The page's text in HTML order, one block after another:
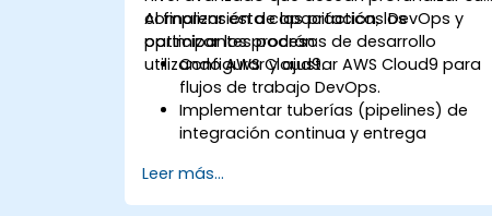
comprensión de las prácticas DevOps y
optimizar los procesos de desarrollo
utilizando AWS Cloud9.
Al finalizar esta capacitación, los
participantes podrán:
Configurar y ajustar AWS Cloud9 para
flujos de trabajo DevOps.
Implementar tuberías (pipelines) de
integración continua y entrega
Automatizar los procesos de prueba,
monitoreo e implementación
Leer más...